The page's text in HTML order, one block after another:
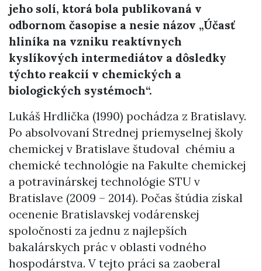
jeho solí, ktorá bola publikovaná v
odbornom časopise a nesie názov „Účasť
hliníka na vzniku reaktívnych
kyslíkových intermediátov a dôsledky
týchto reakcií v chemických a
biologických systémoch“.
Lukáš Hrdlička (1990) pochádza z Bratislavy.
Po absolvovaní Strednej priemyselnej školy
chemickej v Bratislave študoval chémiu a
chemické technológie na Fakulte chemickej
a potravinárskej technológie STU v
Bratislave (2009 – 2014). Počas štúdia získal
ocenenie Bratislavskej vodárenskej
spoločnosti za jednu z najlepších
bakalárskych prác v oblasti vodného
hospodárstva. V tejto práci sa zaoberal